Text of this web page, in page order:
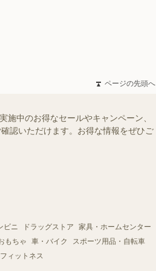
ページの先頭へ
中のお得なセールやキャンペーン、
認いただけます。お得な情報をぜひご
ビニ ドラッグストア
家具・ホームセンター
もちゃ
車・バイク
スポーツ用品・自転車
ィットネス